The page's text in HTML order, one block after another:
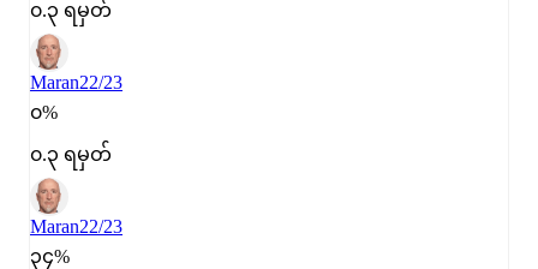
၀.၃ ရမှတ်
Maran22/23
၀%
၀.၃ ရမှတ်
Maran22/23
၃၄%